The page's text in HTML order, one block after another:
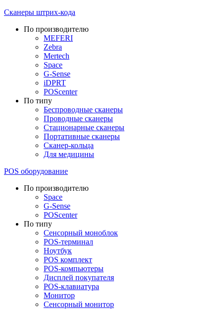
Сканеры штрих-кода
По производителю
MEFERI
Zebra
Mertech
Space
G-Sense
iDPRT
POScenter
По типу
Беспроводные сканеры
Проводные сканеры
Стационарные сканеры
Портативные сканеры
Сканер-кольца
Для медицины
POS оборудование
По производителю
Space
G-Sense
POScenter
По типу
Сенсорный моноблок
POS-терминал
Ноутбук
POS комплект
POS-компьютеры
Дисплей покупателя
POS-клавиатура
Монитор
Сенсорный монитор